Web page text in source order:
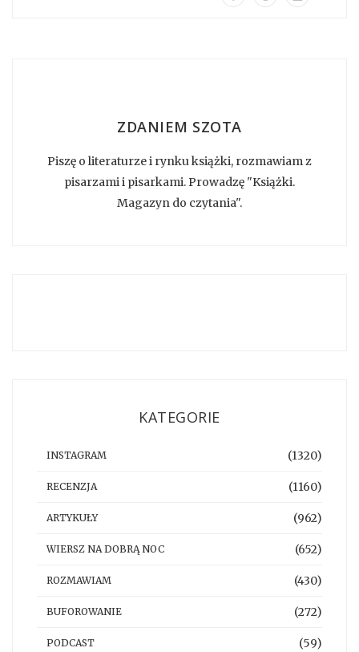
ZDANIEM SZOTA
Piszę o literaturze i rynku książki, rozmawiam z
pisarzami i pisarkami. Prowadzę "Książki.
Magazyn do czytania".
KATEGORIE
INSTAGRAM (1320)
RECENZJA (1160)
ARTYKUŁY (962)
WIERSZ NA DOBRĄ NOC (652)
ROZMAWIAM (430)
BUFOROWANIE (272)
PODCAST (59)